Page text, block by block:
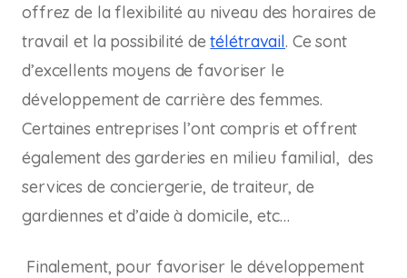
offrez de la flexibilité au niveau des horaires de
travail et la possibilité detélétravail. Ce sont
d’excellents moyens de favoriser le
développement de carrière des femmes.
Certaines entreprises l’ont compris et offrent
également des garderies en milieu familial, des
services de conciergerie, de traiteur, de
gardiennes et d’aide à domicile, etc…
Finalement, pour favoriser le développement